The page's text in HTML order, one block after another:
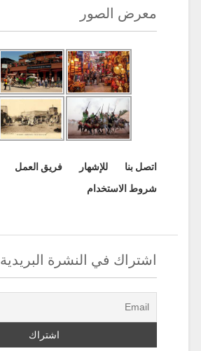
معرض الصور
اتصل بنا للإشهار
فريق العمل
شروط الاستخدام
اشتراك في النشرة البريدية